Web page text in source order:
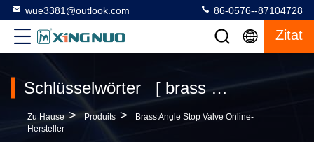
wue3381@outlook.com 86-0576--87104728
Zitat
Schlüsselwörter [ brass angle stop valve ] Übereinstimmung 25 produits
Zu Hause > Produits >
Brass Angle Stop Valve Online-
Hersteller